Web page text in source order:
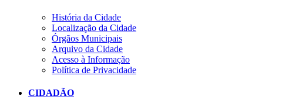
História da Cidade
Localização da Cidade
Órgãos Municipais
Arquivo da Cidade
Acesso à Informação
Política de Privacidade
CIDADÃO